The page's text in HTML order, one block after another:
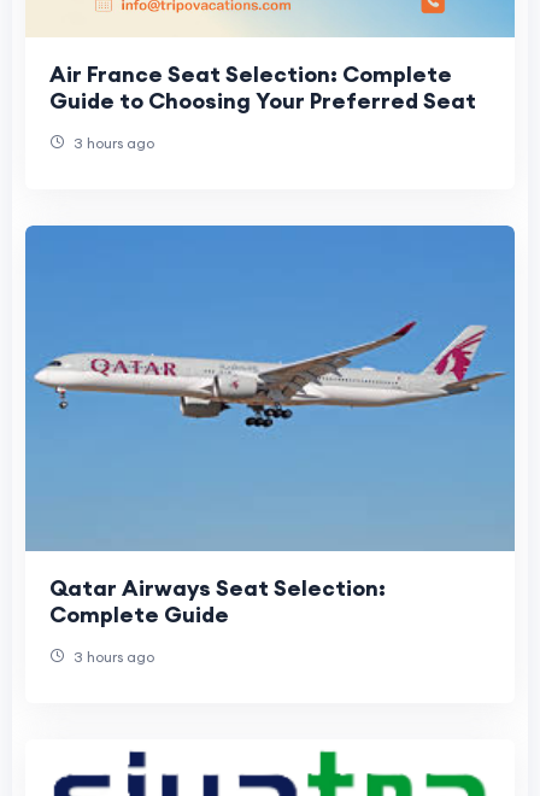
Air France Seat Selection: Complete
Guide to Choosing Your Preferred Seat
3 hours ago
Qatar Airways Seat Selection:
Complete Guide
3 hours ago